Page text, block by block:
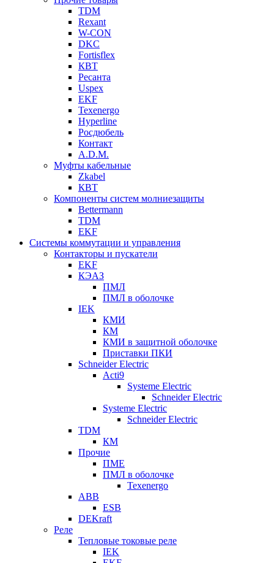
TDM
Rexant
W-CON
DKC
Fortisflex
КВТ
Ресанта
Uspex
EKF
Texenergo
Hyperline
Росдюбель
Контакт
A.D.M.
Муфты кабельные
Zkabel
КВТ
Компоненты систем молниезащиты
Bettermann
TDM
EKF
Системы коммутации и управления
Контакторы и пускатели
EKF
КЭАЗ
ПМЛ
ПМЛ в оболочке
IEK
КМИ
КМ
КМИ в защитной оболочке
Приставки ПКИ
Schneider Electric
Acti9
Systeme Electric
Schneider Electric
Systeme Electric
Schneider Electric
TDM
КМ
Прочие
ПМЕ
ПМЛ в оболочке
Texenergo
ABB
ESB
DEKraft
Реле
Тепловые токовые реле
IEK